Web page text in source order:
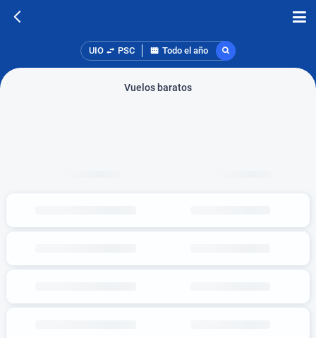
UIO PSC Todo el año
Vuelos baratos